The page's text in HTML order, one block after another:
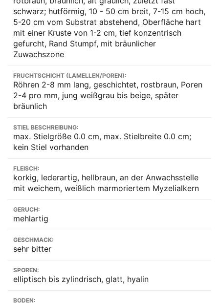
schwarz; hutförmig, 10 - 50 cm breit, 7-15 cm hoch,
5-20 cm vom Substrat abstehend, Oberfläche hart
mit einer Kruste von 1-2 cm, tief konzentrisch
gefurcht, Rand Stumpf, mit bräunlicher
Zuwachszone
FRUCHTSCHICHT (LAMELLEN/POREN):
Röhren 2-8 mm lang, geschichtet, rostbraun, Poren
2-4 pro mm, jung weißgrau bis beige, später
bräunlich
STIEL BESCHREIBUNG:
max. Stielgröße 0.0 cm, max. Stielbreite 0.0 cm;
kein Stiel vorhanden
FLEISCH:
korkig, lederartig, hellbraun, an der Anwachsstelle
mit weichem, weißlich marmoriertem Myzelialkern
GERUCH:
mehlartig
GESCHMACK:
sehr bitter
SPOREN:
elliptisch bis zylindrisch, glatt, hyalin
BODEN: